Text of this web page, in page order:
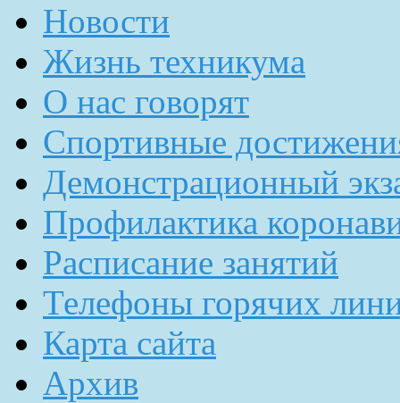
Новости
Жизнь техникума
О нас говорят
Спортивные
Демонстрационный
Профилактика
Расписание занятий
Телефоны горячих
Карта сайта
Архив